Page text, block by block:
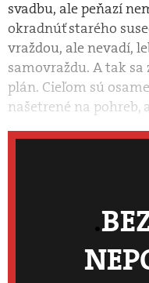
svadbu, ale peňazí
okradnúť starého
vraždou, ale nevadí,
samovraždu. A tak
plán. Cieľom sú
našetrené na pohreb,